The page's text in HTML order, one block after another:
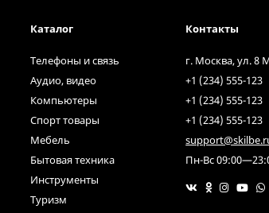
Каталог
Телефоны и связь
Аудио, видео
Компьютеры
Спорт товары
Мебель
Бытовая техника
Инструменты
Туризм
Контакты
г. Москва, ул. 8
+1 (234) 555-123
+1 (234) 555-123
+1 (234) 555-123
Пн-Вс